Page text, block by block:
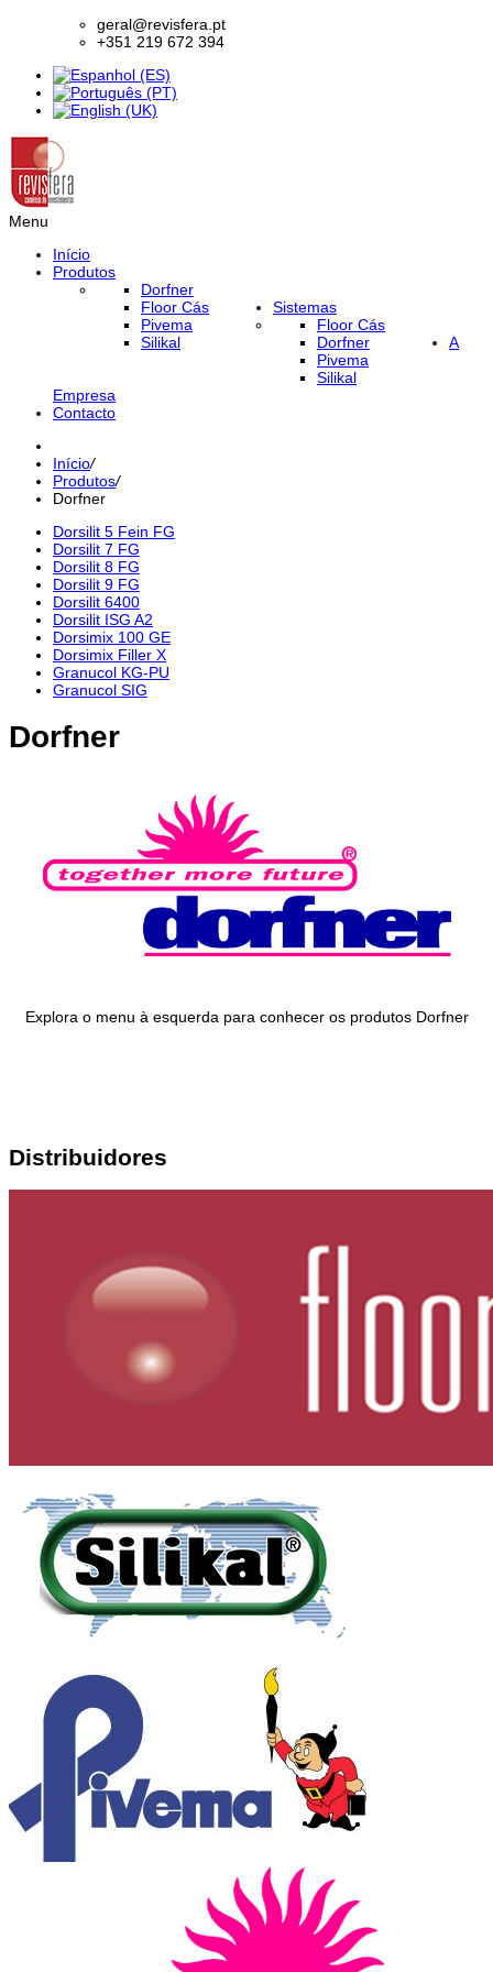
geral@revisfera.pt
+351 219 672 394
Menu
Início
Produtos
Dorfner
Floor Cás
Pivema
Silikal
Sistemas
Floor Cás
Dorfner
Pivema
Silikal
A
Empresa
Contacto
Início/
Produtos/
Dorfner
Dorsilit 5 Fein FG
Dorsilit 7 FG
Dorsilit 8 FG
Dorsilit 9 FG
Dorsilit 6400
Dorsilit ISG A2
Dorsimix 100 GE
Dorsimix Filler X
Granucol KG-PU
Granucol SIG
Dorfner
Explora o menu à esquerda para conhecer os produtos Dorfner
Distribuidores